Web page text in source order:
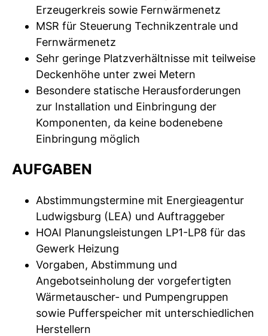
Erzeugerkreis sowie Fernwärmenetz
MSR für Steuerung Technikzentrale und
Fernwärmenetz
Sehr geringe Platzverhältnisse mit teilweise
Deckenhöhe unter zwei Metern
Besondere statische Herausforderungen
zur Installation und Einbringung der
Komponenten, da keine bodenebene
Einbringung möglich
AUFGABEN
Abstimmungstermine mit Energieagentur
Ludwigsburg (LEA) und Auftraggeber
HOAI Planungsleistungen LP1-LP8 für das
Gewerk Heizung
Vorgaben, Abstimmung und
Angebotseinholung der vorgefertigten
Wärmetauscher- und Pumpengruppen
sowie Pufferspeicher mit unterschiedlichen
Herstellern